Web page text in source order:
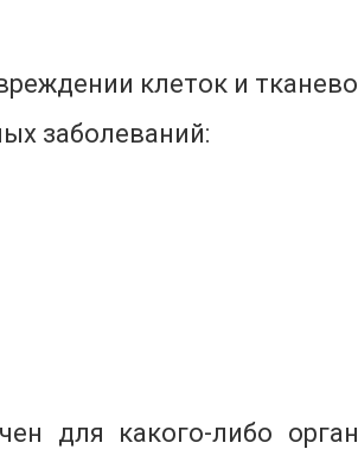
клеток и
заболеваний:
для какого-либо